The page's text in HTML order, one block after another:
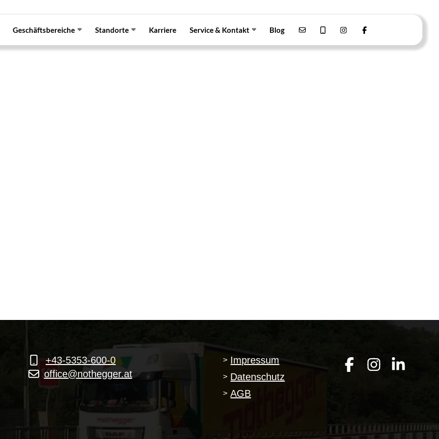
Geschäftsbereiche Standorte Karriere Service & Kontakt Blog
+43-5353-600-0
office@nothegger.at
> Impressum
> Datenschutz
> AGB